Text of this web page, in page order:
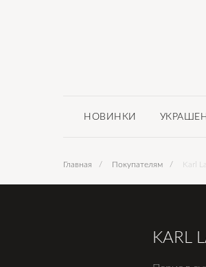
НОВИНКИ
Главная / Покупателям / Karl
KARL